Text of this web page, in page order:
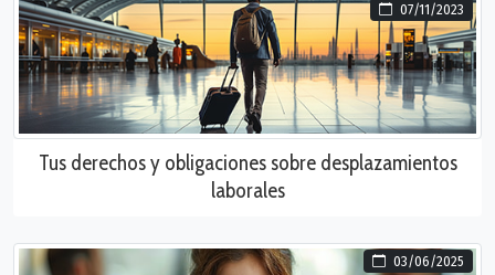
07/11/2023
Tus derechos y obligaciones sobre desplazamientos
laborales
03/06/2025